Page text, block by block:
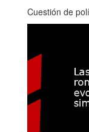
Cuestión de